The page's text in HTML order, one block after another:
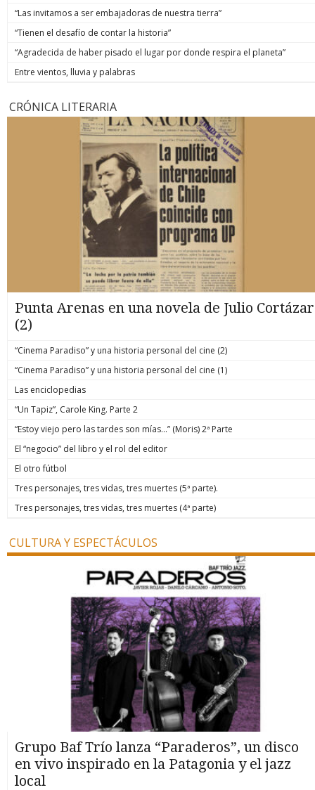
“Las invitamos a ser embajadoras de nuestra tierra”
“Tienen el desafío de contar la historia”
“Agradecida de haber pisado el lugar por donde respira el planeta”
Entre vientos, lluvia y palabras
CRÓNICA LITERARIA
Punta Arenas en una novela de Julio Cortázar
(2)
“Cinema Paradiso” y una historia personal del cine (2)
“Cinema Paradiso” y una historia personal del cine (1)
Las enciclopedias
“Un Tapiz”, Carole King. Parte 2
“Estoy viejo pero las tardes son mías…” (Moris) 2ª Parte
El “negocio” del libro y el rol del editor
El otro fútbol
Tres personajes, tres vidas, tres muertes (5ª parte).
Tres personajes, tres vidas, tres muertes (4ª parte)
CULTURA Y ESPECTÁCULOS
Grupo Baf Trío lanza “Paraderos”, un disco
en vivo inspirado en la Patagonia y el jazz
local